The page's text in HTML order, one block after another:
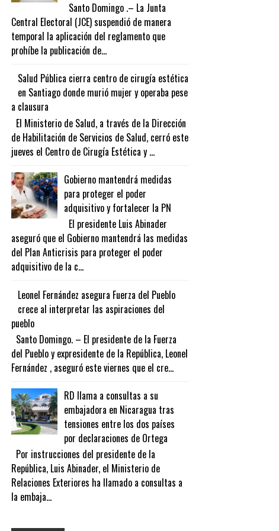
Santo Domingo .– La Junta
Central Electoral (JCE) suspendió de manera
temporal la aplicación del reglamento que
prohíbe la publicación de...
Salud Pública cierra centro de cirugía estética
en Santiago donde murió mujer y operaba pese
a clausura
El Ministerio de Salud, a través de la Dirección
de Habilitación de Servicios de Salud, cerró este
jueves el Centro de Cirugía Estética y ...
Gobierno mantendrá medidas
para proteger el poder
adquisitivo y fortalecer la PN
El presidente Luis Abinader
aseguró que el Gobierno mantendrá las medidas
del Plan Anticrisis para proteger el poder
adquisitivo de la c...
Leonel Fernández asegura Fuerza del Pueblo
crece al interpretar las aspiraciones del
pueblo
Santo Domingo. – El presidente de la Fuerza
del Pueblo y expresidente de la República, Leonel
Fernández , aseguró este viernes que el cre...
RD llama a consultas a su
embajadora en Nicaragua tras
tensiones entre los dos países
por declaraciones de Ortega
Por instrucciones del presidente de la
República, Luis Abinader, el Ministerio de
Relaciones Exteriores ha llamado a consultas a
la embaja...